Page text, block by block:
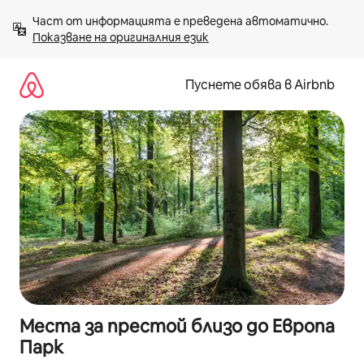
към
съдържанието
Показване на оригиналния език
Пуснете обява в Airbnb
Места за престой близо до Европа
Парк